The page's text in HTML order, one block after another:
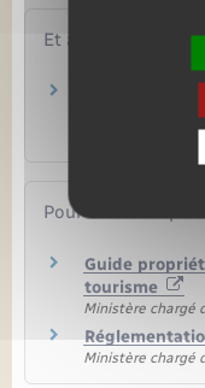
Et aussi
Mettre en
faire un
Loisirs – Sports –
Pour en savoir plus
Guide
tourisme
Ministère chargé
Ministère chargé